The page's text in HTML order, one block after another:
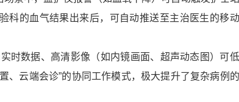
科的血气结果出来后，可自动推送至主治医生的移
时数据、高清影像（如内镜画面、超声动态图）可
、云端会诊”的协同工作模式，极大提升了复杂病例